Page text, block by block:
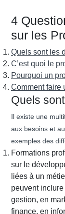
4
sur les
Quels sont les
C’est quoi le
Pourquoi un
Comment faire
Quels
Il existe une
aux besoins et
exemples des
Formations
sur le
liées à un
peuvent
gestion, en
finance, en